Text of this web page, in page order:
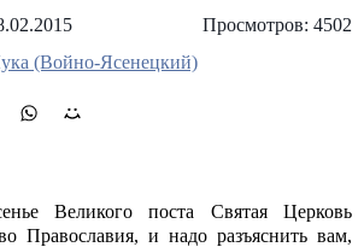
Просмотров: 4502
(Войно-Ясенецкий)
Великого поста Святая Церковь
Православия, и надо разъяснить вам,